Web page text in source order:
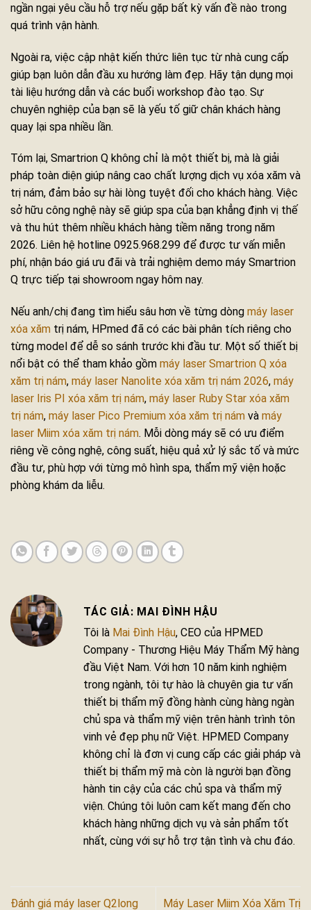
ngần ngại yêu cầu hỗ trợ nếu gặp bất kỳ vấn đề nào trong
quá trình vận hành.
Ngoài ra, việc cập nhật kiến thức liên tục từ nhà cung cấp
giúp bạn luôn dẫn đầu xu hướng làm đẹp. Hãy tận dụng mọi
tài liệu hướng dẫn và các buổi workshop đào tạo. Sự
chuyên nghiệp của bạn sẽ là yếu tố giữ chân khách hàng
quay lại spa nhiều lần.
Tóm lại, Smartrion Q không chỉ là một thiết bị, mà là giải
pháp toàn diện giúp nâng cao chất lượng dịch vụ xóa xăm và
trị nám, đảm bảo sự hài lòng tuyệt đối cho khách hàng. Việc
sở hữu công nghệ này sẽ giúp spa của bạn khẳng định vị thế
và thu hút thêm nhiều khách hàng tiềm năng trong năm
2026. Liên hệ hotline 0925.968.299 để được tư vấn miễn
phí, nhận báo giá ưu đãi và trải nghiệm demo máy Smartrion
Q trực tiếp tại showroom ngay hôm nay.
Nếu anh/chị đang tìm hiểu sâu hơn về từng dòng máy laser
xóa xăm trị nám, HPmed đã có các bài phân tích riêng cho
từng model để dễ so sánh trước khi đầu tư. Một số thiết bị
nổi bật có thể tham khảo gồm máy laser Smartrion Q xóa
xăm trị nám, máy laser Nanolite xóa xăm trị nám 2026, máy
laser Iris PI xóa xăm trị nám, máy laser Ruby Star xóa xăm
trị nám, máy laser Pico Premium xóa xăm trị nám và máy
laser Miim xóa xăm trị nám. Mỗi dòng máy sẽ có ưu điểm
riêng về công nghệ, công suất, hiệu quả xử lý sắc tố và mức
đầu tư, phù hợp với từng mô hình spa, thẩm mỹ viện hoặc
phòng khám da liễu.
MAI ĐÌNH HẬU
Tôi là Mai Đình Hậu, CEO của HPMED
Company - Thương Hiệu Máy Thẩm Mỹ hàng
đầu Việt Nam. Với hơn 10 năm kinh nghiệm
trong ngành, tôi tự hào là chuyên gia tư vấn
thiết bị thẩm mỹ đồng hành cùng hàng ngàn
chủ spa và thẩm mỹ viện trên hành trình tôn
vinh vẻ đẹp phụ nữ Việt. HPMED Company
không chỉ là đơn vị cung cấp các giải pháp và
thiết bị thẩm mỹ mà còn là người bạn đồng
hành tin cậy của các chủ spa và thẩm mỹ
viện. Chúng tôi luôn cam kết mang đến cho
khách hàng những dịch vụ và sản phẩm tốt
nhất, cùng với sự hỗ trợ tận tình và chu đáo.
Đánh giá máy laser Q2long Máy Laser Miim Xóa Xăm Trị